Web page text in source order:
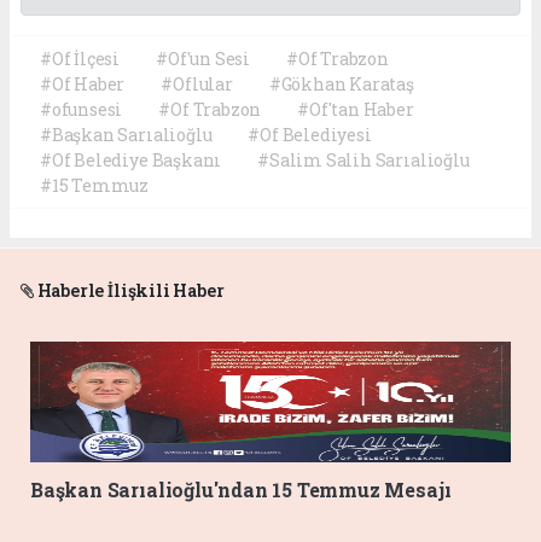
#Of İlçesi #Of'un Sesi
#Of Trabzon
#Of Haber
#Oflular
#Gökhan Karataş
#ofunsesi
#Of Trabzon
#Of'tan Haber
#Başkan Sarıalioğlu
#Of Belediyesi
#Of Belediye Başkanı
#Salim Salih Sarıalioğlu
#15 Temmuz
Haberle İlişkili Haber
Başkan Sarıalioğlu'ndan 15 Temmuz Mesajı